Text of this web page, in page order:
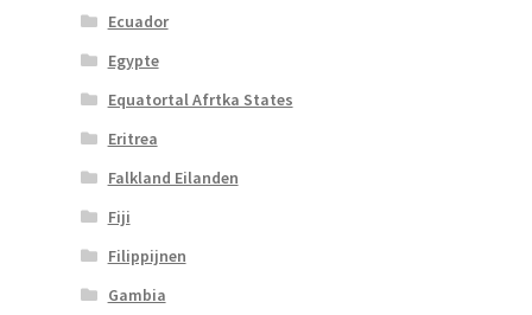
Ecuador
Egypte
Equatortal Afrtka States
Eritrea
Falkland Eilanden
Fiji
Filippijnen
Gambia